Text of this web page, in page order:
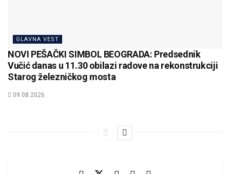
GLAVNA VEST
NOVI PEŠAČKI SIMBOL BEOGRADA: Predsednik
Vučić danas u 11.30 obilazi radove na rekonstrukciji
Starog železničkog mosta
09.08.2026